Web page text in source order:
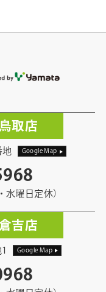
取店
地 Google Map
水曜日定休）
吉店
Google Map